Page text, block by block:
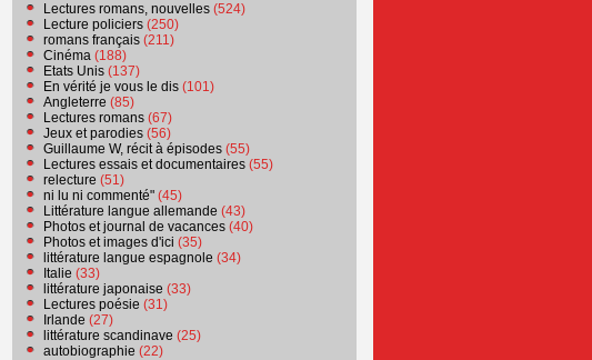
Lectures romans, nouvelles (524)
Lecture policiers (250)
romans français (211)
Cinéma (188)
Etats Unis (137)
En vérité je vous le dis (101)
Angleterre (85)
Lectures romans (67)
Jeux et parodies (56)
Guillaume W, récit à épisodes (55)
Lectures essais et documentaires (55)
relecture (51)
ni lu ni commenté" (45)
Littérature langue allemande (43)
Photos et journal de vacances (40)
Photos et images d'ici (35)
littérature langue espagnole (34)
Italie (33)
littérature japonaise (33)
Lectures poésie (31)
Irlande (27)
littérature scandinave (25)
autobiographie (22)